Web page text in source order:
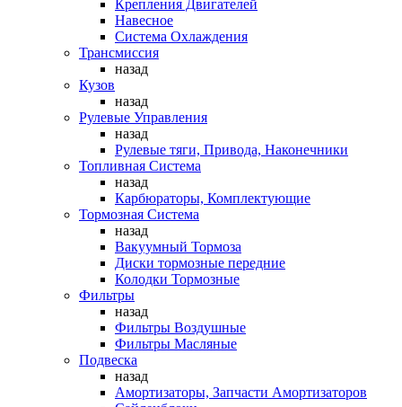
Крепления Двигателей
Навесное
Система Охлаждения
Трансмиссия
назад
Кузов
назад
Рулевые Управления
назад
Рулевые тяги, Привода, Наконечники
Топливная Система
назад
Карбюраторы, Комплектующие
Тормозная Система
назад
Вакуумный Тормоза
Диски тормозные передние
Колодки Тормозные
Фильтры
назад
Фильтры Воздушные
Фильтры Масляные
Подвеска
назад
Амортизаторы, Запчасти Амортизаторов